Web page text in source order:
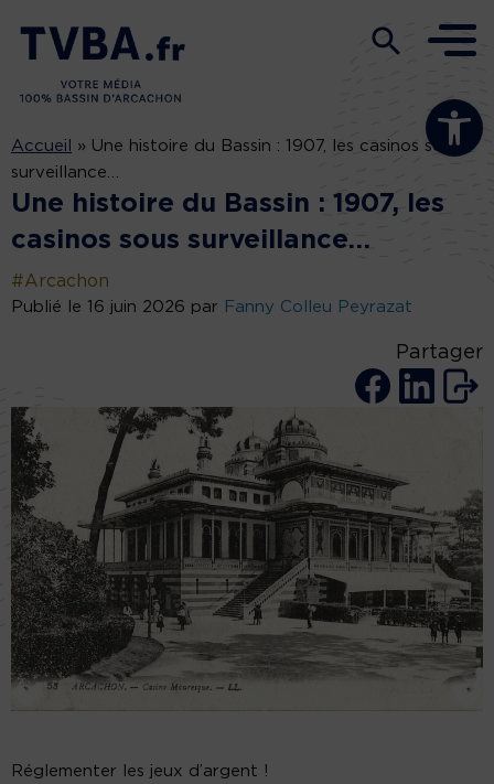
Ouvrir la
Accueil » Une histoire du Bassin : 1907, les casinos sous
surveillance…
Une histoire du Bassin : 1907, les
casinos sous surveillance…
#Arcachon
Publié le 16 juin 2026 par Fanny Colleu Peyrazat
Partager
Réglementer les jeux d’argent !